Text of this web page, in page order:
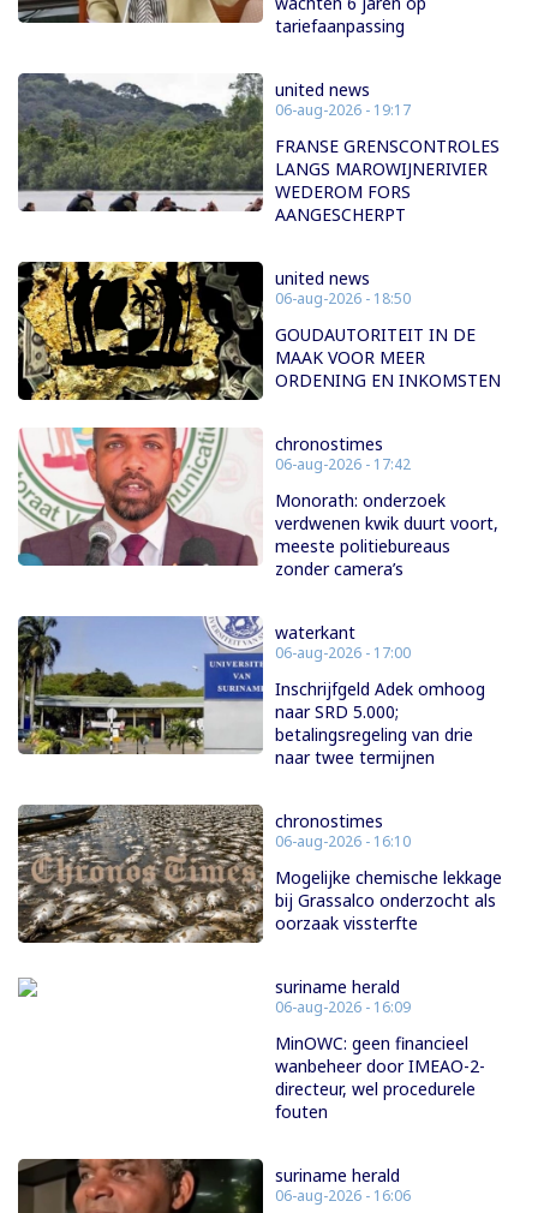
tariefaanpassing
united news
06-aug-2026 - 19:17
FRANSE GRENSCONTROLES
LANGS MAROWIJNERIVIER
WEDEROM FORS
AANGESCHERPT
united news
06-aug-2026 - 18:50
GOUDAUTORITEIT IN DE
MAAK VOOR MEER
ORDENING EN INKOMSTEN
chronostimes
06-aug-2026 - 17:42
Monorath: onderzoek
verdwenen kwik duurt voort,
meeste politiebureaus
zonder camera’s
waterkant
06-aug-2026 - 17:00
Inschrijfgeld Adek omhoog
naar SRD 5.000;
betalingsregeling van drie
naar twee termijnen
chronostimes
06-aug-2026 - 16:10
Mogelijke chemische lekkage
bij Grassalco onderzocht als
oorzaak vissterfte
suriname herald
06-aug-2026 - 16:09
MinOWC: geen financieel
wanbeheer door IMEAO-2-
directeur, wel procedurele
fouten
suriname herald
06-aug-2026 - 16:06